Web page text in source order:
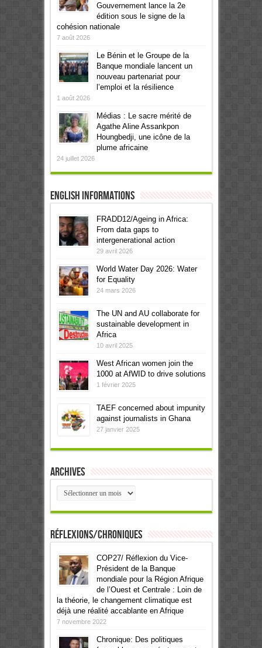
Gouvernement lance la 2e
édition sous le signe de la
cohésion nationale
7 août 2026
Le Bénin et le Groupe de la
Banque mondiale lancent un
nouveau partenariat pour
l’emploi et la résilience
1 août 2026
Médias : Le sacre mérité de
Agathe Aline Assankpon
Houngbedji, une icône de la
plume africaine
24 juillet 2026
English informations
FRADD12/Ageing in Africa:
From data gaps to
intergenerational action
29 avril 2026
World Water Day 2026: Water
for Equality
24 mars 2026
The UN and AU collaborate for
sustainable development in
Africa
10 avril 2025
West African women join the
1000 at AfWID to drive solutions
1 février 2025
TAEF concerned about impunity
against journalists in Ghana
27 janvier 2025
Archives
Archives
Réflexions/Chroniques
COP27/ Réflexion du Vice-
Président de la Banque
mondiale pour la Région Afrique
de l’Ouest et Centrale : Loin de
la théorie, le changement climatique est
déjà une réalité accablante en Afrique
7 novembre 2022
Chronique: Des politiques